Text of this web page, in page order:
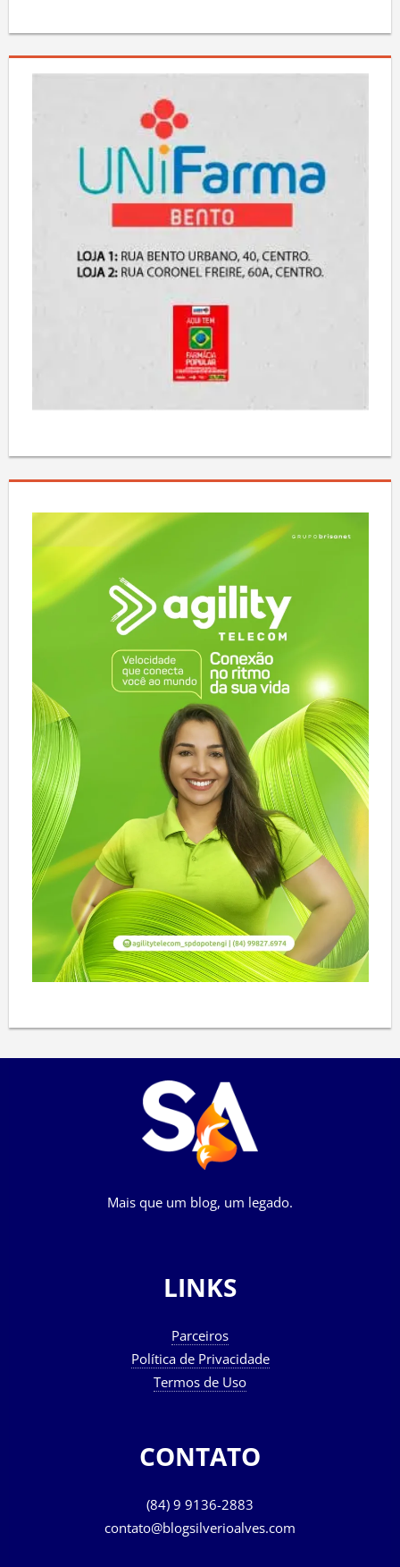
Mais que um blog, um legado.
LINKS
Parceiros
Política de Privacidade
Termos de Uso
CONTATO
(84) 9 9136-2883
contato@blogsilverioalves.com